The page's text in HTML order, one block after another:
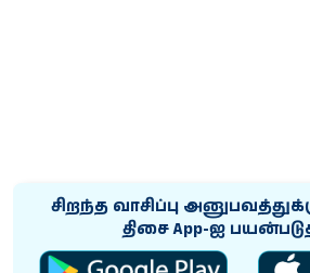
சிறந்த வாசிப்பு
திசை App-ஐ